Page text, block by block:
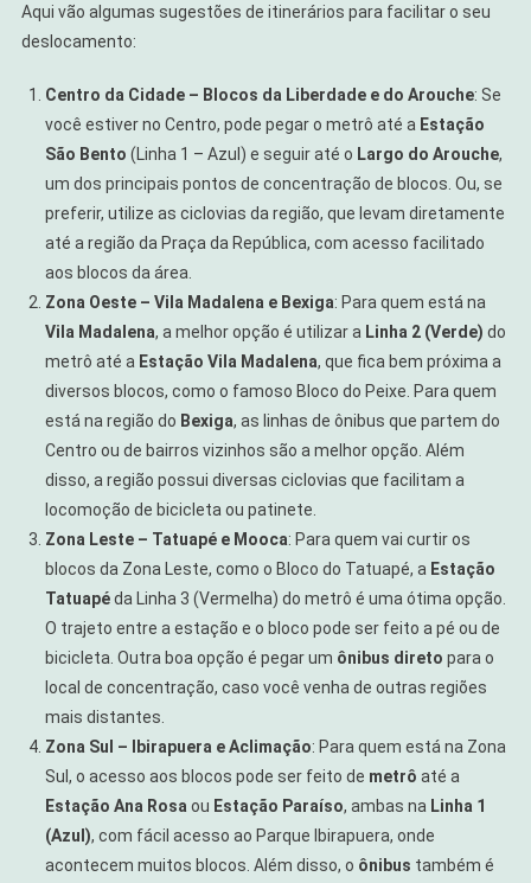
Aqui vão algumas sugestões de itinerários para facilitar o seu
deslocamento:
Centro da Cidade – Blocos da Liberdade e do Arouche: Se
você estiver no Centro, pode pegar o metrô até a Estação
São Bento (Linha 1 – Azul) e seguir até o Largo do Arouche,
um dos principais pontos de concentração de blocos. Ou, se
preferir, utilize as ciclovias da região, que levam diretamente
até a região da Praça da República, com acesso facilitado
aos blocos da área.
Zona Oeste – Vila Madalena e Bexiga: Para quem está na
Vila Madalena, a melhor opção é utilizar a Linha 2 (Verde) do
metrô até a Estação Vila Madalena, que fica bem próxima a
diversos blocos, como o famoso Bloco do Peixe. Para quem
está na região do Bexiga, as linhas de ônibus que partem do
Centro ou de bairros vizinhos são a melhor opção. Além
disso, a região possui diversas ciclovias que facilitam a
locomoção de bicicleta ou patinete.
Zona Leste – Tatuapé e Mooca: Para quem vai curtir os
blocos da Zona Leste, como o Bloco do Tatuapé, a Estação
Tatuapéda Linha 3 (Vermelha) do metrô é uma ótima opção.
O trajeto entre a estação e o bloco pode ser feito a pé ou de
bicicleta. Outra boa opção é pegar um ônibus direto para o
local de concentração, caso você venha de outras regiões
mais distantes.
Zona Sul – Ibirapuera e Aclimação: Para quem está na Zona
Sul, o acesso aos blocos pode ser feito de metrô até a
Estação Ana Rosa ou Estação Paraíso, ambas na Linha 1
(Azul), com fácil acesso ao Parque Ibirapuera, onde
acontecem muitos blocos. Além disso, o ônibus também é